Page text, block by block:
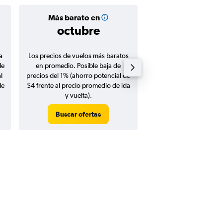
Más barato en
octubre
Los precios de vuelos más baratos
en promedio. Posible baja de
precios del 1% (ahorro potencial de
$4 frente al precio promedio de ida
y vuelta).
Buscar ofertas